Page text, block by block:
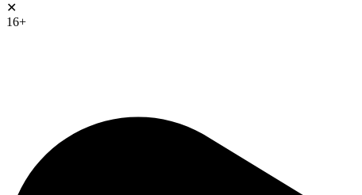
✕
16+